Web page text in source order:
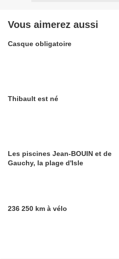
Vous aimerez aussi
Casque obligatoire
Thibault est né
Les piscines Jean-BOUIN et de
Gauchy, la plage d'Isle
236 250 km à vélo